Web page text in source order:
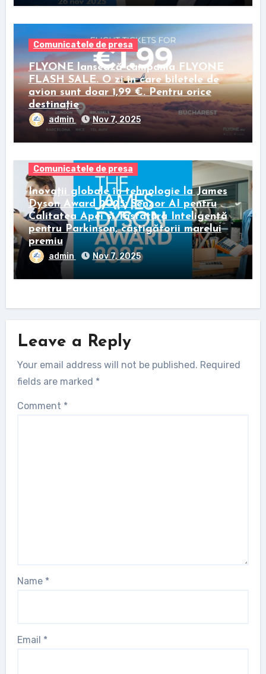
Comunicatele de presa
FLYONE lansează campania FLYONE
FLASH SALE. O zi în care biletele de
avion sunt doar 1,99 €. Pentru orice
destinație
admin Nov 7, 2025
Comunicatele de presa
Inovații globale în tehnologie la James
Dyson Award 2025: Senzor AI pentru
Calitatea Apei și Tastatura Inteligentă
pentru Parkinson, câștigătorii marelui
premiu
admin Nov 7, 2025
Leave a Reply
Your email address will not be published. Required
fields are marked *
Comment *
Name *
Email *